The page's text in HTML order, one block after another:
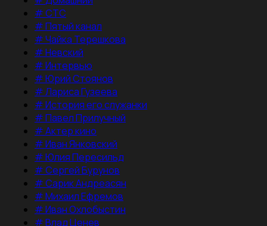
#СТС
#Пятый канал
#Чайка Терешкова
#Невский
#Интервью
#Юрий Стоянов
#Лариса Гузеева
#История его служанки
#Павел Прилучный
#Актер кино
#Иван Янковский
#Юлия Пересильд
#Сергей Бурунов
#Сарик Андреасян
#Михаил Ефремов
#Иван Охлобыстин
#Влад Ценев